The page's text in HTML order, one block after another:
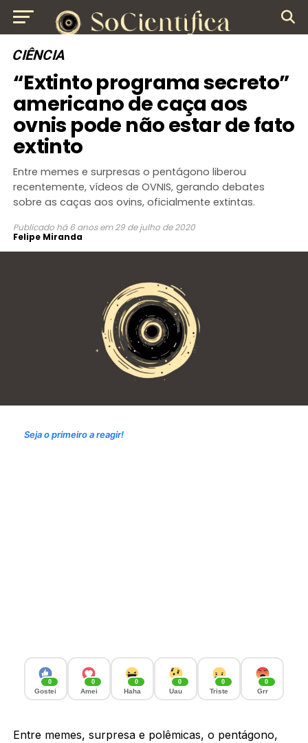
CIÊNCIA
“Extinto programa secreto”
americano de caça aos
ovnis pode não estar de fato
extinto
Entre memes e surpresas o pentágono liberou
recentemente, vídeos de OVNIS, gerando debates
sobre as caças aos ovins, oficialmente extintas.
Publicado há 6 anos em 29 de julho de 2020
Felipe Miranda
Seja o primeiro a reagir!
0
Gostei
0
Amei
0
Haha
0
Uau
0
Triste
0
Grr
Entre memes, surpresa e polêmicas, o pentágono,